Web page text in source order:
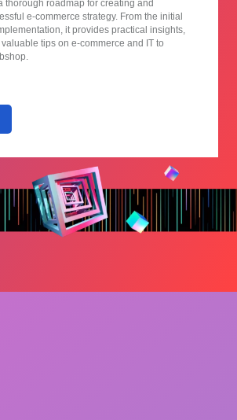
thorough roadmap for creating and
e-commerce strategy. From the initial
it provides practical insights,
tips on e-commerce and IT to